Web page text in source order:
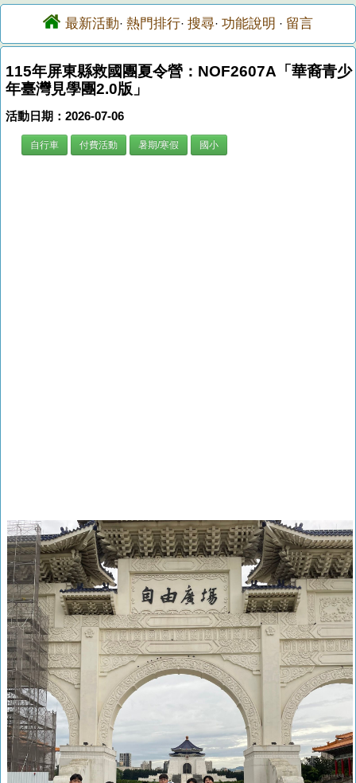
最新活動· 熱門排行· 搜尋· 功能說明 · 留言
115年屏東縣救國團夏令營：NOF2607A「華裔青少
年臺灣見學團2.0版」
活動日期：2026-07-06
自行車 付費活動 暑期/寒假 國小